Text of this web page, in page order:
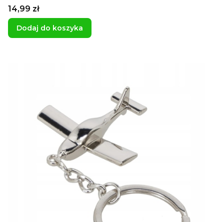
Cena
14,99 zł
Dodaj do koszyka